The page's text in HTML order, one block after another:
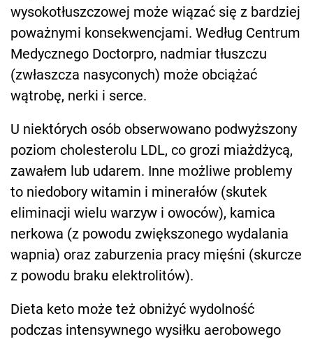
wysokotłuszczowej może wiązać się z bardziej
poważnymi konsekwencjami. Według Centrum
Medycznego Doctorpro, nadmiar tłuszczu
(zwłaszcza nasyconych) może obciążać
wątrobę, nerki i serce.
U niektórych osób obserwowano podwyższony
poziom cholesterolu LDL, co grozi miażdżycą,
zawałem lub udarem. Inne możliwe problemy
to niedobory witamin i minerałów (skutek
eliminacji wielu warzyw i owoców), kamica
nerkowa (z powodu zwiększonego wydalania
wapnia) oraz zaburzenia pracy mięśni (skurcze
z powodu braku elektrolitów).
Dieta keto może też obniżyć wydolność
podczas intensywnego wysiłku aerobowego